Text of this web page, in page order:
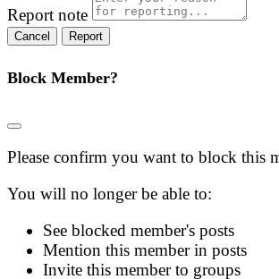
Report note
Report
Block Member?
Please confirm you want to block this
You will no longer be able to:
See blocked member's posts
Mention this member in posts
Invite this member to groups